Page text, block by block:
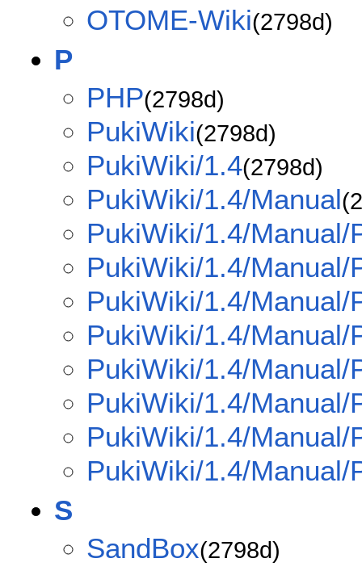
OTOME-Wiki(2798d)
P
PHP(2798d)
PukiWiki(2798d)
PukiWiki/1.4(2798d)
PukiWiki/1.4/Manual
PukiWiki/1.4/Manual/
PukiWiki/1.4/Manual/
PukiWiki/1.4/Manual/
PukiWiki/1.4/Manual/
PukiWiki/1.4/Manual/
PukiWiki/1.4/Manual/
PukiWiki/1.4/Manual/
PukiWiki/1.4/Manual/
S
SandBox(2798d)